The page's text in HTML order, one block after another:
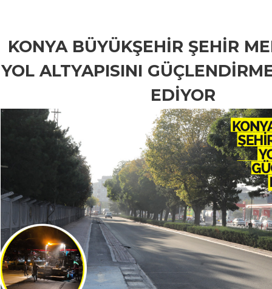
KONYA BÜYÜKŞEHİR ŞEHİR
YOL ALTYAPISINI
EDİYOR